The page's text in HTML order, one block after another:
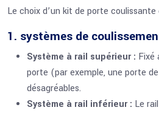
Le choix d’un kit de porte
1. systèmes de
Système à rail supérieur : Fixé
porte (par exemple, une porte
désagréables.
Système à rail inférieur : Le